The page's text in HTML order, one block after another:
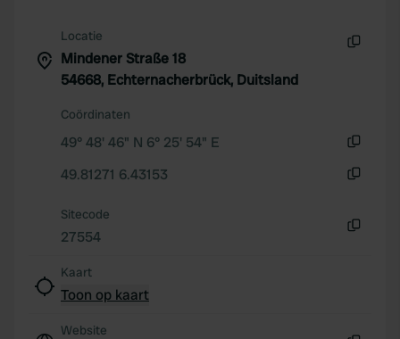
our social media, advertising and analytics partners who
may combine it with other information that you’ve
provided to them or that they’ve collected from your use
Locatie
Mindener Straße 18
54668, Echternacherbrück, Duitsland
Coördinaten
49° 48' 46" N 6° 25' 54" E
49.81271 6.43153
Sitecode
27554
Kaart
Toon op kaart
Website